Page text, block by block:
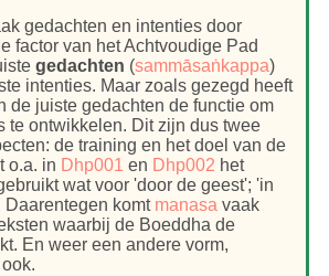
gedachten en intenties door
factor van het Achtvoudige Pad
gedachten (sammāsaṅkappa)
intenties. Maar zoals gezegd heeft
de juiste gedachten de functie om
te ontwikkelen. Dit zijn dus twee
de training en het doel van de
o.a. in Dhp001 en Dhp002 het
wat voor 'door de geest'; 'in
Daarentegen komt manasa vaak
waarbij de Boeddha de
En weer een andere vorm,